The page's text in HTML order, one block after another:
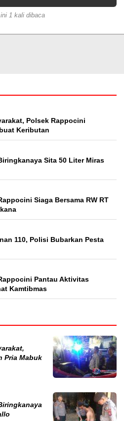
1 kali dibaca
Polsek Rappocini
Keributan
Sita 50 Liter Miras
Siaga Bersama RW RT
110, Polisi Bubarkan Pesta
Pantau Aktivitas
Kamtibmas
Pria Mabuk